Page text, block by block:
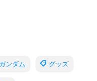
ガンダム グッズ